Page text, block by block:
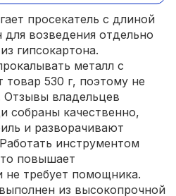
просекатель с длиной
возведения отдельно
гипсокартона.
металл с
товар 530 г, поэтому не
Отзывы владельцев
собраны качественно,
и разворачивают
инструментом
повышает
не требует помощника.
из высокопрочной